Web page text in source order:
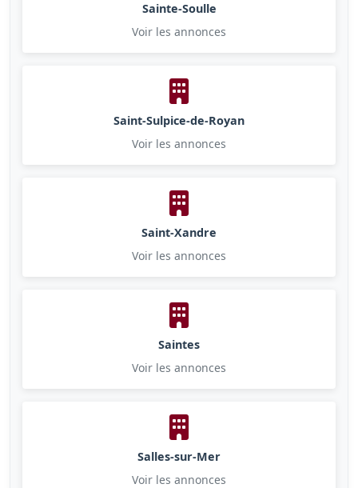
Sainte-Soulle
Voir les annonces
Saint-Sulpice-de-Royan
Voir les annonces
Saint-Xandre
Voir les annonces
Saintes
Voir les annonces
Salles-sur-Mer
Voir les annonces